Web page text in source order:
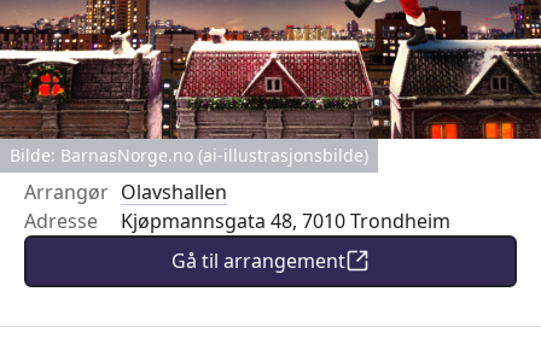
Bilde: BarnasNorge.no (ai-illustrasjonsbilde)
Arrangør Olavshallen
Adresse
Kjøpmannsgata 48, 7010 Trondheim
Gå til arrangement